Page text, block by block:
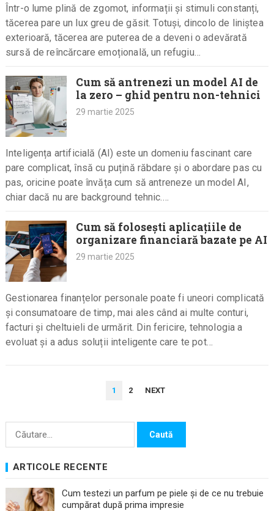
Într-o lume plină de zgomot, informații și stimuli constanți,
tăcerea pare un lux greu de găsit. Totuși, dincolo de liniștea
exterioară, tăcerea are puterea de a deveni o adevărată
sursă de reîncărcare emoțională, un refugiu…
Cum să antrenezi un model AI de
la zero – ghid pentru non-tehnici
29 martie 2025
Inteligența artificială (AI) este un domeniu fascinant care
pare complicat, însă cu puțină răbdare și o abordare pas cu
pas, oricine poate învăța cum să antreneze un model AI,
chiar dacă nu are background tehnic.…
Cum să folosești aplicațiile de
organizare financiară bazate pe AI
29 martie 2025
Gestionarea finanțelor personale poate fi uneori complicată
și consumatoare de timp, mai ales când ai multe conturi,
facturi și cheltuieli de urmărit. Din fericire, tehnologia a
evoluat și a adus soluții inteligente care te pot…
1 2 NEXT
Caută
ARTICOLE RECENTE
Cum testezi un parfum pe piele și de ce nu trebuie
cumpărat după prima impresie